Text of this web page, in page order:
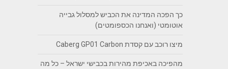
כך הפכה המדינה את הכביש למסלול גבייה
אוטומטי (ואנחנו הכספומטים)
מיצו רוכב עם קסדת Caberg GP01 Carbon
מהפיכה באכיפת מהירות בכבישי ישראל – כל מה